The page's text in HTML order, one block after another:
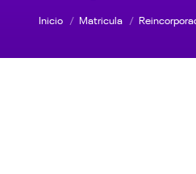
Inicio Matricula